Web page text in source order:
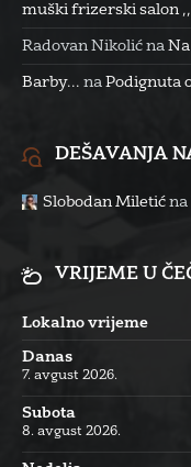
muški frizerski salon ,,
Radovan Nikolić na
Barby... na Podignuta
DEŠAVANJA
Slobodan Miletić na
VRIJEME U
Lokalno vrijeme
Danas
7. avgust 2026.
Subota
8. avgust 2026.